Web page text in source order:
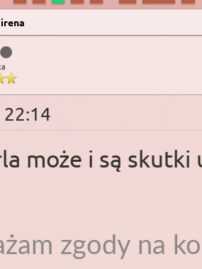
może i są
zgody na